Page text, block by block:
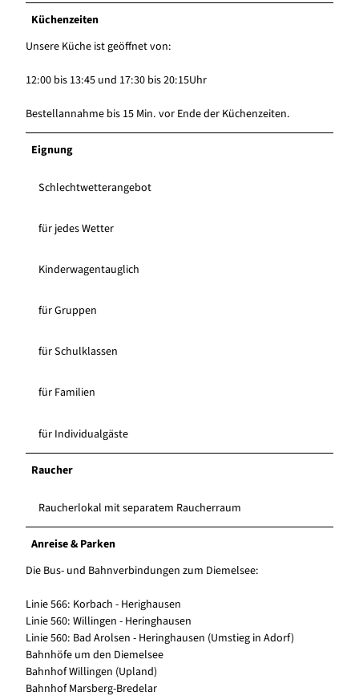
Küchenzeiten
Unsere Küche ist geöffnet von:
12:00 bis 13:45 und 17:30 bis 20:15Uhr
Bestellannahme bis 15 Min. vor Ende der Küchenzeiten.
Eignung
Schlechtwetterangebot
für jedes Wetter
Kinderwagentauglich
für Gruppen
für Schulklassen
für Familien
für Individualgäste
Raucher
Raucherlokal mit separatem Raucherraum
Anreise & Parken
Die Bus- und Bahnverbindungen zum Diemelsee:
Linie 566: Korbach - Herighausen
Linie 560: Willingen - Heringhausen
Linie 560: Bad Arolsen - Heringhausen (Umstieg in Adorf)
Bahnhöfe um den Diemelsee
Bahnhof Willingen (Upland)
Bahnhof Marsberg-Bredelar